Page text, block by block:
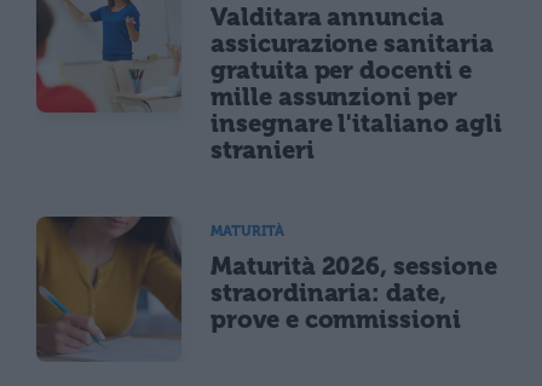
Valditara annuncia
assicurazione sanitaria
gratuita per docenti e
mille assunzioni per
insegnare l'italiano agli
stranieri
MATURITÀ
Maturità 2026, sessione
straordinaria: date,
prove e commissioni